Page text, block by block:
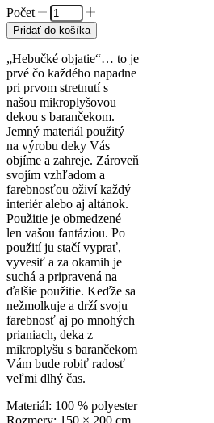
množstvo
Deka
mikroplyš
baranček
-
Vločka
blue,
150x200
cm
Pridať do košíka
„Hebučké objatie“… to je
prvé čo každého napadne
pri prvom stretnutí s
našou mikroplyšovou
dekou s barančekom.
Jemný materiál použitý
na výrobu deky Vás
objíme a zahreje. Zároveň
svojím vzhľadom a
farebnosťou oživí každý
interiér alebo aj altánok.
Použitie je obmedzené
len vašou fantáziou. Po
použití ju stačí vyprať,
vyvesiť a za okamih je
suchá a pripravená na
ďalšie použitie. Keďže sa
nežmolkuje a drží svoju
farebnosť aj po mnohých
prianiach, deka z
mikroplyšu s barančekom
Vám bude robiť radosť
veľmi dlhý čas.
Materiál: 100 % polyester
Rozmery: 150 × 200 cm